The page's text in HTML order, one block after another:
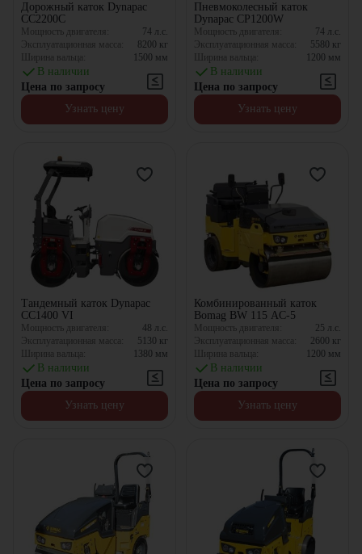
Дорожный каток Dynapac
CC2200C
Мощность двигателя: 74 л.с.
Эксплуатационная масса:
8200 кг
Ширина вальца:
1500 мм
В наличии
Цена по запросу
Узнать цену
Пневмоколесный каток
Dynapac CP1200W
Мощность двигателя: 74 л.с.
Эксплуатационная масса:
5580 кг
Ширина вальца:
1200 мм
В наличии
Цена по запросу
Узнать цену
Тандемный каток Dynapac
CC1400 VI
Мощность двигателя: 48 л.с.
Эксплуатационная масса:
5130 кг
Ширина вальца:
1380 мм
В наличии
Цена по запросу
Узнать цену
Комбинированный каток
Bomag BW 115 AC-5
Мощность двигателя: 25 л.с.
Эксплуатационная масса:
2600 кг
Ширина вальца:
1200 мм
В наличии
Цена по запросу
Узнать цену